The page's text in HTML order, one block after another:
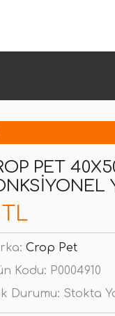
PET
Crop Pet
Kodu: P0004910
Durumu: Stokta